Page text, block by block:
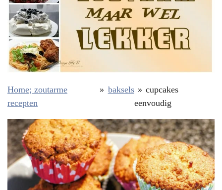
Home; zoutarme
recepten
» baksels » cupcakes
eenvoudig